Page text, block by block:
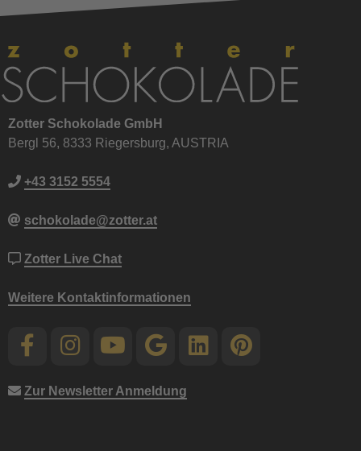
Zotter Schokolade GmbH
Bergl 56, 8333 Riegersburg, AUSTRIA
+43 3152 5554
schokolade@zotter.at
Zotter Live Chat
Weitere Kontaktinformationen
Zur Newsletter Anmeldung